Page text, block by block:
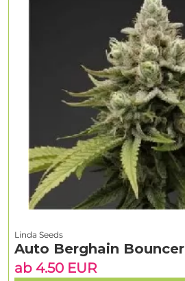
Linda Seeds
Auto Berghain Bouncer
ab 4.50 EUR